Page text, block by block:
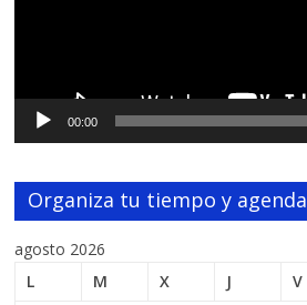
00:00
Organiza tu tiempo y agenda
agosto 2026
L
M X J V